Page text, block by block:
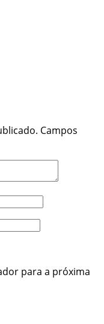
Campos
para a próxima